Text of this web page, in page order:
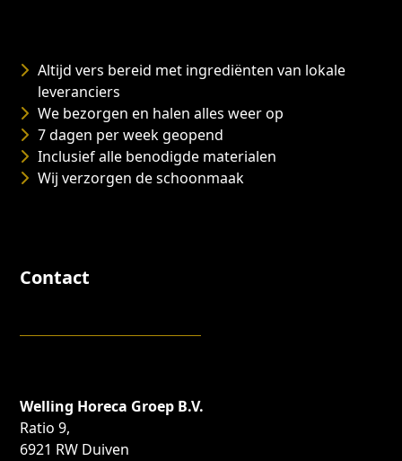
Altijd vers bereid met ingrediënten van lokale
leveranciers
We bezorgen en halen alles weer op
7 dagen per week geopend
Inclusief alle benodigde materialen
Wij verzorgen de schoonmaak
Contact
Welling Horeca Groep B.V.
Ratio 9,
6921 RW Duiven